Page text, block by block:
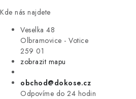
Kde nás najdete
Veselka 48
Olbramovice - Votice
259 01
zobrazit mapu
obchod@dokose.cz
Odpovíme do 24 hodin
ÚKLID
VÝPRODEJ
ZNAČKY
Úvod Kontakt Blog